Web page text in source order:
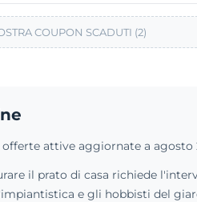
COUPON SCADUTI (2)
attive aggiornate a
il prato di casa richiede
e gli hobbisti del